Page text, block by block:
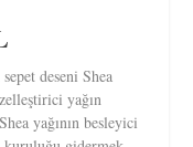
deseni Shea
yağın
yağının besleyici